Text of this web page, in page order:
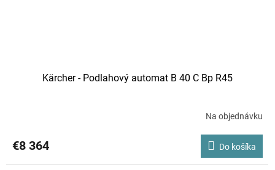
Kärcher - Podlahový automat B 40 C Bp R45
Na objednávku
€8 364 Do košíka